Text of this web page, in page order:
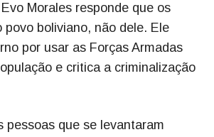
Morales responde que os
povo boliviano, não dele. Ele
por usar as Forças Armadas
e critica a criminalização
pessoas que se levantaram